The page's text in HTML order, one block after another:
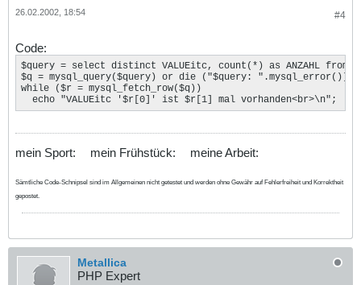
#4
26.02.2002, 18:54
Code:
$query = select distinct VALUEitc, count(*) as ANZAHL from
$q = mysql_query($query) or die ("$query: ".mysql_error());
while ($r = mysql_fetch_row($q))
  echo "VALUEitc '$r[0]' ist $r[1] mal vorhanden<br>\n";
mein Sport: mein Frühstück: meine Arbeit:
Sämtliche Code-Schnipsel sind im Allgemeinen nicht getestet und werden ohne Gewähr auf Fehlerfreiheit und Korrektheit
gepostet.
Metallica
PHP Expert